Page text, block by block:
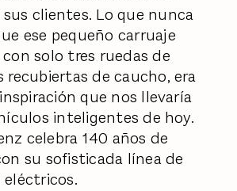
clientes. Lo que nunca
ese pequeño carruaje
solo tres ruedas de
recubiertas de caucho, era
que nos llevaría
inteligentes de hoy.
celebra 140 años de
su sofisticada línea de